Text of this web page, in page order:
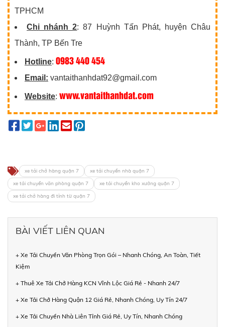
TPHCM
Chi nhánh 2: 87 Huỳnh Tấn Phát, huyện Châu
Thành, TP Bến Tre
Hotline: 0983 440 454
Email: vantaithanhdat92@gmail.com
Website: www.vantaithanhdat.com
xe tải chở hàng quận 7
xe tải chuyển nhà quận 7
xe tải chuyển văn phòng quận 7
xe tải chuyển kho xưởng quận 7
xe tải chở hàng đi tỉnh từ quận 7
BÀI VIẾT LIÊN QUAN
+ Xe Tải Chuyển Văn Phòng Trọn Gói – Nhanh Chóng, An Toàn, Tiết
Kiệm
+ Thuê Xe Tải Chở Hàng KCN Vĩnh Lộc Giá Rẻ - Nhanh 24/7
+ Xe Tải Chở Hàng Quận 12 Giá Rẻ, Nhanh Chóng, Uy Tín 24/7
+ Xe Tải Chuyển Nhà Liên Tỉnh Giá Rẻ, Uy Tín, Nhanh Chóng